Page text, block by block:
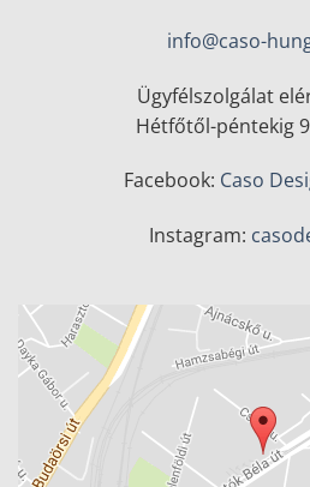
info@caso-
Ügyfélszolgálat
Hétfőtől-péntekig
Facebook: Caso
Instagram: